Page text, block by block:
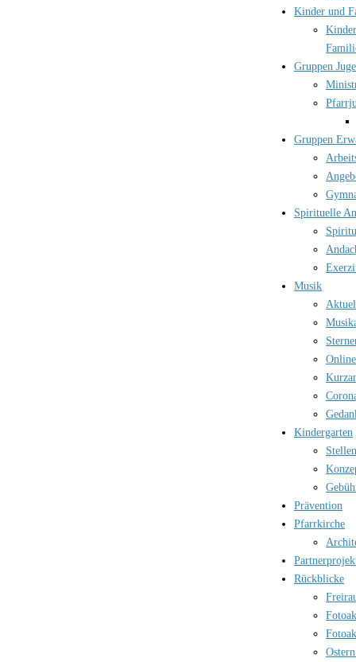
Kinder und
Gruppen
Gruppen
Spirituelle
Musik
Kindergarten
Prävention
Pfarrkirche
Rückblicke